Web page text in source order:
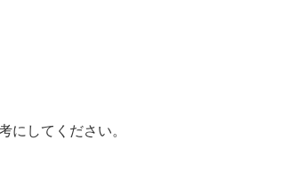
にしてください。